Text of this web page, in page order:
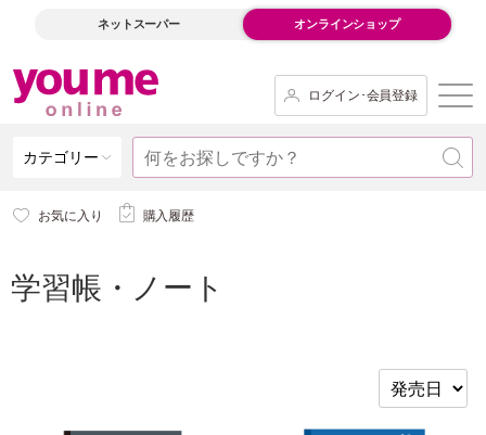
ネットスーパー オンラインショップ
ログイン･会員登録
カテゴリー
お気に入り 購入履歴
学習帳・ノート